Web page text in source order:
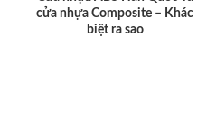
cửa nhựa Composite – Khác
biệt ra sao